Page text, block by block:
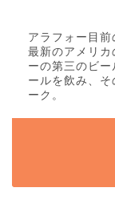
アラフォー目前
最新のアメリカ
ーの第三のビ
ールを飲み、
ーク。